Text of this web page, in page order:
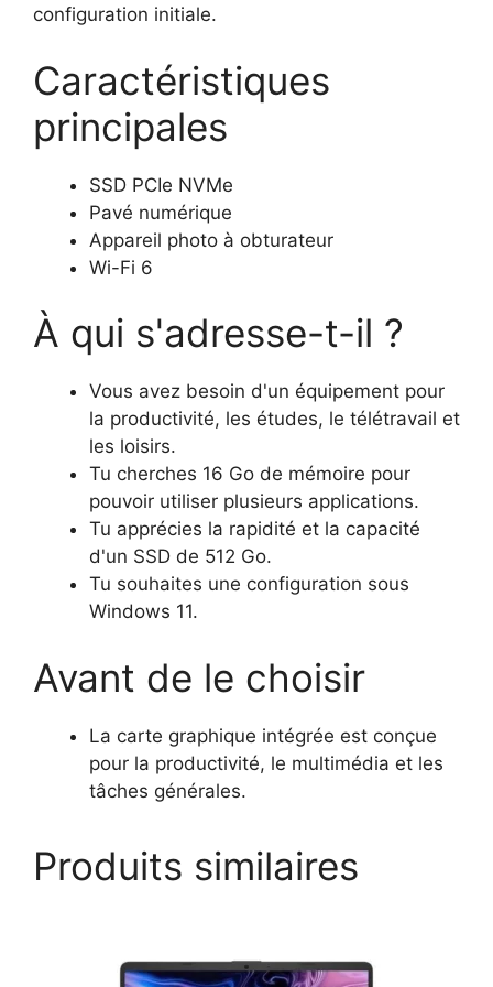
configuration initiale.
Caractéristiques
principales
SSD PCIe NVMe
Pavé numérique
Appareil photo à obturateur
Wi-Fi 6
À qui s'adresse-t-il ?
Vous avez besoin d'un équipement pour
la productivité, les études, le télétravail et
les loisirs.
Tu cherches 16 Go de mémoire pour
pouvoir utiliser plusieurs applications.
Tu apprécies la rapidité et la capacité
d'un SSD de 512 Go.
Tu souhaites une configuration sous
Windows 11.
Avant de le choisir
La carte graphique intégrée est conçue
pour la productivité, le multimédia et les
tâches générales.
Produits similaires